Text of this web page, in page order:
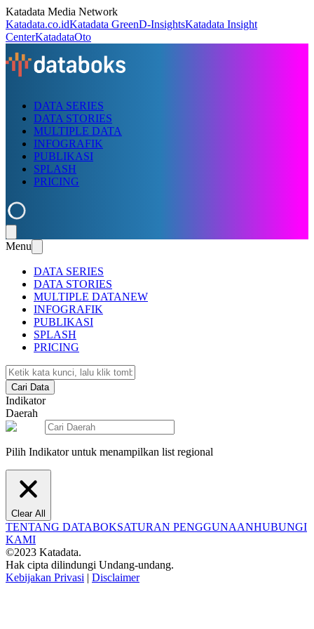
Katadata Media Network
Katadata.co.idKatadata GreenD-InsightsKatadata Insight
CenterKatadataOto
DATA SERIES
DATA STORIES
MULTIPLE DATA
INFOGRAFIK
PUBLIKASI
SPLASH
PRICING
Menu
DATA SERIES
DATA STORIES
MULTIPLE DATANEW
INFOGRAFIK
PUBLIKASI
SPLASH
PRICING
Cari Data
Indikator
Daerah
Pilih Indikator untuk menampilkan list regional
Clear All
TENTANG DATABOKSATURAN PENGGUNAANHUBUNGI
KAMI
©2023 Katadata.
Hak cipta dilindungi Undang-undang.
Kebijakan Privasi | Disclaimer